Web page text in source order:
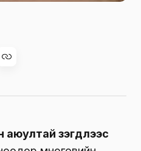
үзэгдлээс